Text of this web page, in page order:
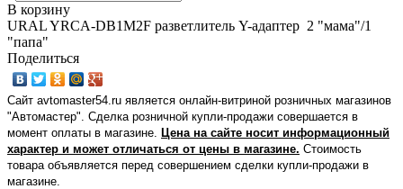
В корзину
URAL YRCA-DB1M2F разветлитель Y-адаптер 2 "мама"/1
"папа"
Поделиться
Сайт avtomaster54.ru является онлайн-витриной розничных магазинов
"Автомастер". Сделка розничной купли-продажи совершается в
момент оплаты в магазине.
Цена на сайте носит информационный
характер и может отличаться от цены в магазине. Стоимость
товара объявляется перед совершением сделки купли-продажи в
магазине